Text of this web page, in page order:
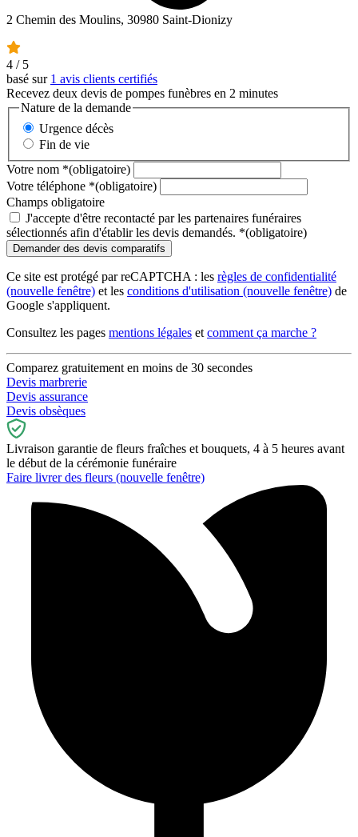
2 Chemin des Moulins, 30980 Saint-Dionizy
4 / 5
basé sur 1 avis clients certifiés
Recevez deux devis de pompes funèbres en 2 minutes
Nature de la demande
Urgence décès
Fin de vie
Votre nom *(obligatoire)
Votre téléphone *(obligatoire)
Champs obligatoire
J'accepte d'être recontacté par les partenaires funéraires
sélectionnés afin d'établir les devis demandés. *(obligatoire)
Ce site est protégé par reCAPTCHA : les règles de confidentialité
(nouvelle fenêtre) et les conditions d'utilisation (nouvelle fenêtre) de
Google s'appliquent.
Consultez les pages mentions légales et comment ça marche ?
Comparez gratuitement en moins de 30 secondes
Devis marbrerie
Devis assurance
Devis obsèques
Livraison garantie de fleurs fraîches et bouquets, 4 à 5 heures avant
le début de la cérémonie funéraire
Faire livrer des fleurs (nouvelle fenêtre)